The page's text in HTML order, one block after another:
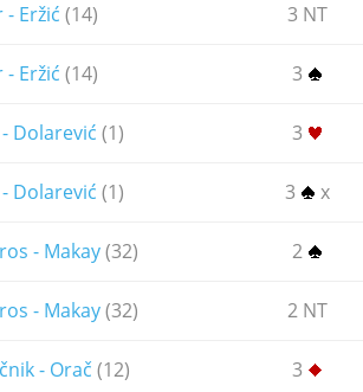
Eržić (14) 3 NT
Eržić (14) 3
Dolarević (1) 3
Dolarević (1) 3 x
- Makay(32) 2
- Makay(32) 2 NT
- Orač (12) 3